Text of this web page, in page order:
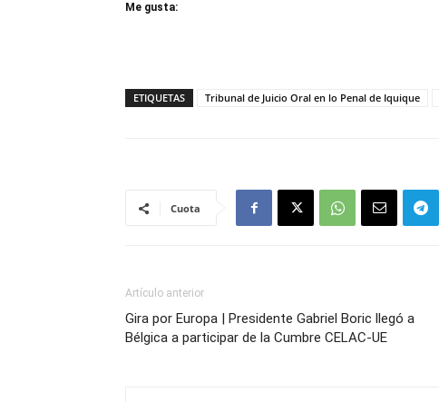
Me gusta:
ETIQUETAS Tribunal de Juicio Oral en lo Penal de Iquique
Cuota
Artículo anterior
Gira por Europa | Presidente Gabriel Boric llegó a
Bélgica a participar de la Cumbre CELAC-UE